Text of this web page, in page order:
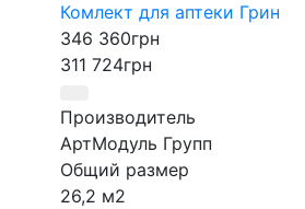
Комлект для аптеки Грин
346 360грн
311 724грн
Производитель
АртМодуль Групп
Общий размер
26,2 м2